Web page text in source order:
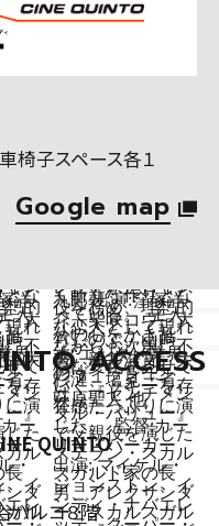
椅子スペース各１
Google map
ACCESS
QUINTO
パルコ８階